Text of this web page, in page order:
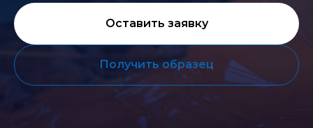
Оставить заявку
Получить образец